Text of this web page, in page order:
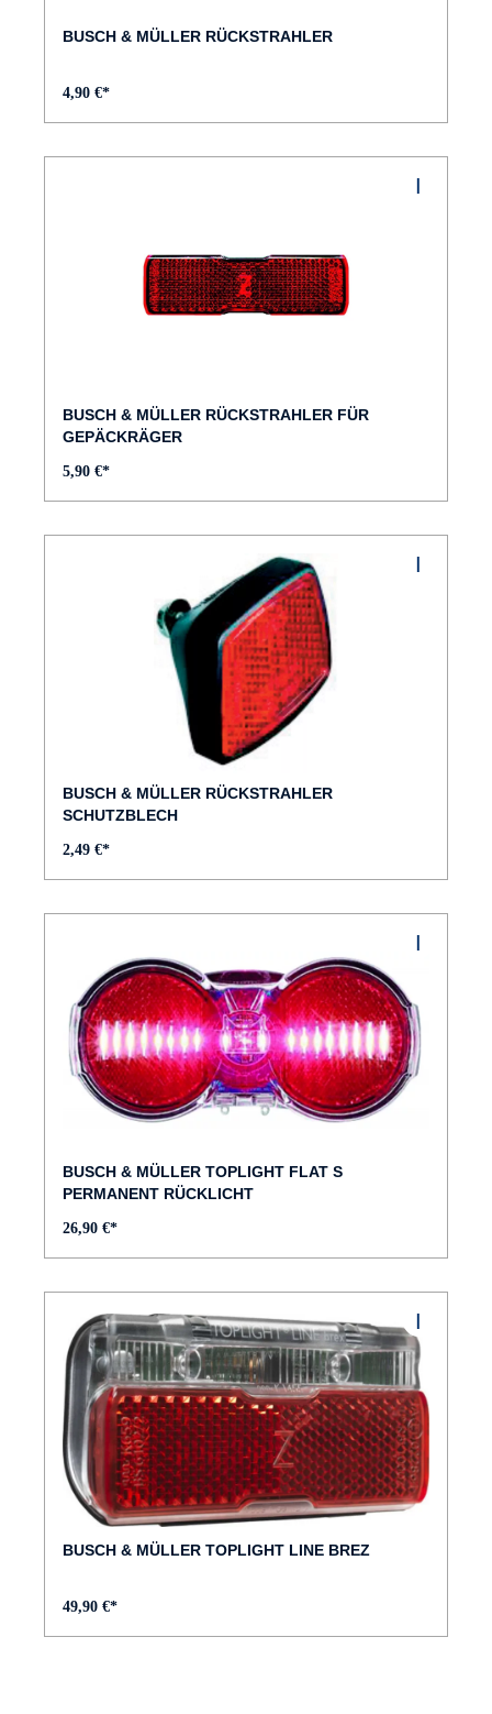
BUSCH & MÜLLER RÜCKSTRAHLER
4,90 €*
BUSCH & MÜLLER RÜCKSTRAHLER FÜR
GEPÄCKRÄGER
5,90 €*
BUSCH & MÜLLER RÜCKSTRAHLER
SCHUTZBLECH
2,49 €*
BUSCH & MÜLLER TOPLIGHT FLAT S
PERMANENT RÜCKLICHT
26,90 €*
BUSCH & MÜLLER TOPLIGHT LINE BREZ
49,90 €*